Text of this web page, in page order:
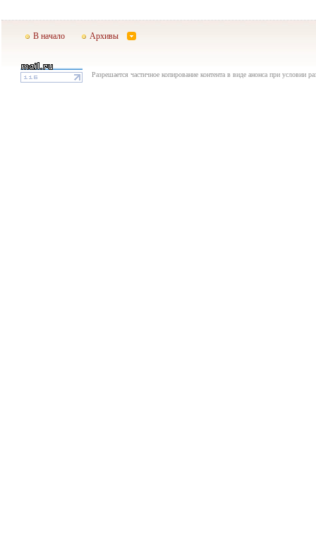
В начало Архивы
Разрешается частичное копирование контента в виде анонса при условии